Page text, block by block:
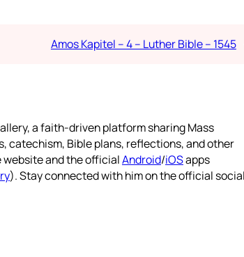
Amos Kapitel – 4 – Luther Bible – 1545
a faith-driven platform sharing Mass
catechism, Bible plans, reflections, and other
website and the officialAndroid/iOSapps
). Stay connected with him on the official social